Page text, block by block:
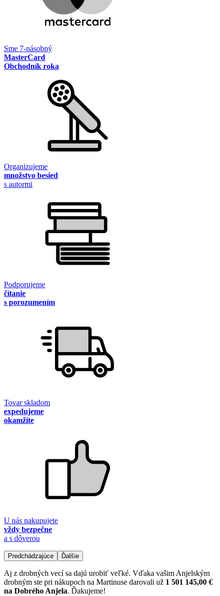
Sme 7-násobný
MasterCard
Obchodník roka
Organizujeme
množstvo besied
s autormi
Podporujeme
čítanie
s porozumením
Tovar skladom
expedujeme
okamžite
U nás nakupujete
vždy bezpečne
a s dôverou
Predchádzajúce Ďalšie
Aj z drobných vecí sa dajú urobiť veľké. Vďaka vašim Anjelským
drobným ste pri nákupoch na Martinuse darovali už 1 501 145,00 €
na Dobrého Anjela. Ďakujeme!